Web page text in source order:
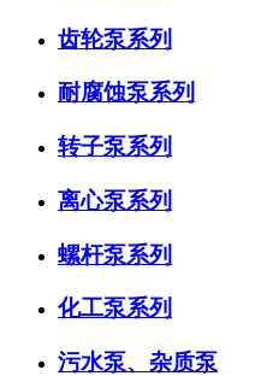
齿轮泵系列
耐腐蚀泵系列
转子泵系列
离心泵系列
螺杆泵系列
化工泵系列
污水泵、杂质泵